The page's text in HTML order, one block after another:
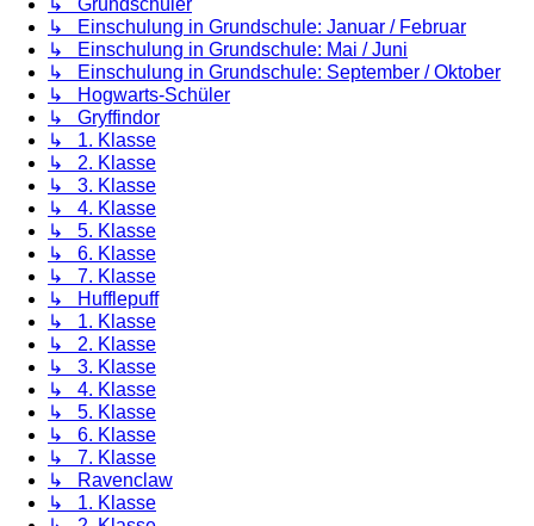
↳ Einschulung in Grundschule: Januar / Februar
↳ Einschulung in Grundschule: Mai / Juni
↳ Einschulung in Grundschule: September / Oktober
↳ Hogwarts-Schüler
↳ Gryffindor
↳ 1. Klasse
↳ 2. Klasse
↳ 3. Klasse
↳ 4. Klasse
↳ 5. Klasse
↳ 6. Klasse
↳ 7. Klasse
↳ Hufflepuff
↳ 1. Klasse
↳ 2. Klasse
↳ 3. Klasse
↳ 4. Klasse
↳ 5. Klasse
↳ 6. Klasse
↳ 7. Klasse
↳ Ravenclaw
↳ 1. Klasse